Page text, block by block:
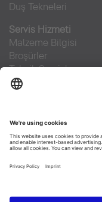
Duş Tekneleri
Servis Hizmeti
Malzeme Bilgisi
Broşürler
Teknik Servisler
Sıkça sorulan sorular
Facebook
Pinterest
Flickr